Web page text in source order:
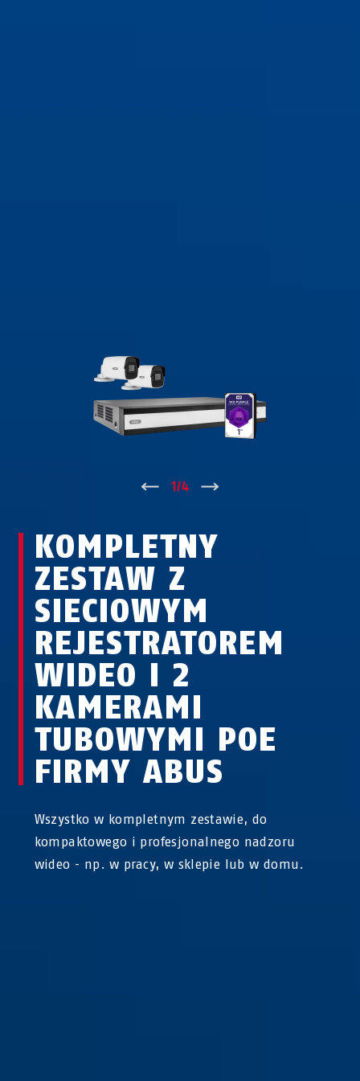
↑ 1/4
KOMPLETNY
ZESTAW Z
SIECIOWYM
REJESTRATOREM
WIDEO I 2
KAMERAMI
TUBOWYMI POE
FIRMY ABUS
Wszystko w kompletnym zestawie, do
kompaktowego i profesjonalnego nadzoru
wideo - np. w pracy, w sklepie lub w domu.